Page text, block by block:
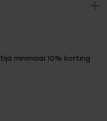
minimaal 10% korting